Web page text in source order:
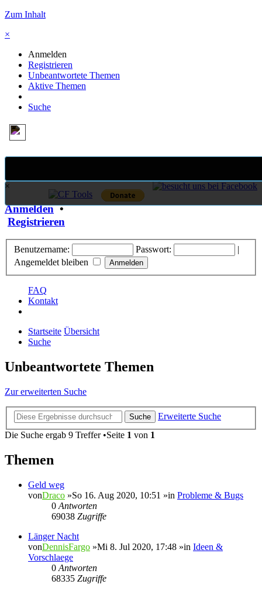
Zum Inhalt
×
Anmelden
Registrieren
Unbeantwortete Themen
Aktive Themen
Suche
×
Anmelden•
Registrieren
Benutzername: Passwort:
|
Angemeldet bleiben
FAQ
Kontakt
Startseite Übersicht
Suche
Unbeantwortete Themen
Zur erweiterten Suche
Suche
Erweiterte Suche
Die Suche ergab 9 Treffer •Seite 1 von 1
Themen
Geld weg
vonDraco »So 16. Aug 2020, 10:51 »in Probleme & Bugs
0 Antworten
69038 Zugriffe
Länger Nacht
vonDennisFargo »Mi 8. Jul 2020, 17:48 »in Ideen &
Vorschlaege
0 Antworten
68335 Zugriffe